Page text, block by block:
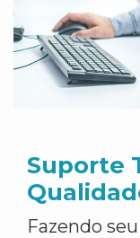
Suporte
Fazendo